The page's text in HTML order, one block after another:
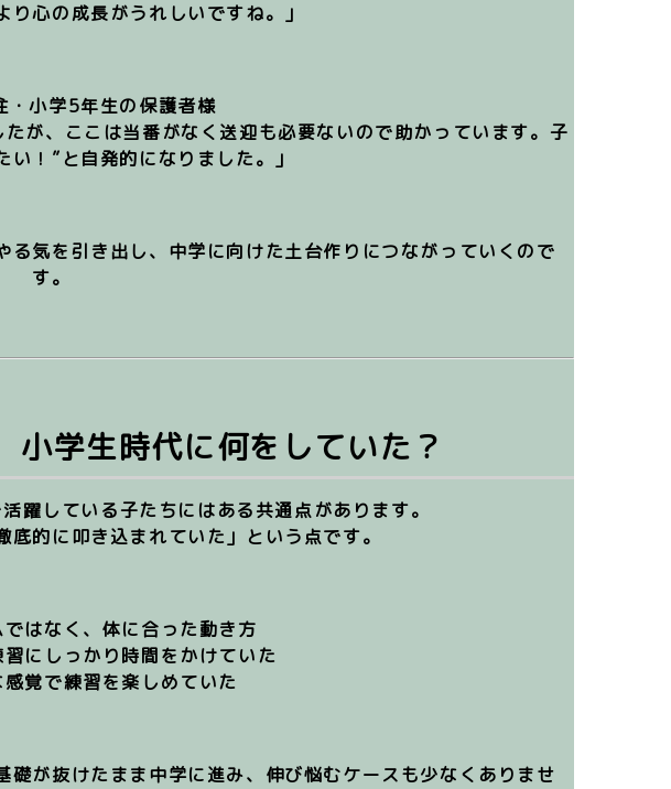
心の成長がうれしいですね。」
・小学5年生の保護者様
い！”と自発的になりました。」
気を引き出し、 中学に向けた土台作りにつながっていく ので
す。
小学生時代に何をしていた？
躍している子たちにはある共通点があります。
的に叩き込まれていた」という点です。
はなく、体に合った動き方
にしっかり時間をかけていた
覚で練習を楽しめていた
が抜けたまま中学に進み、伸び悩むケースも少なくありませ